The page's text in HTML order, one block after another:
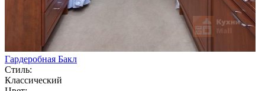
Гардеробная Бакл
Стиль:
Классический